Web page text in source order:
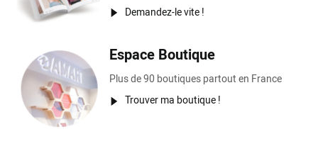
Demandez-le vite !
Espace Boutique
Plus de 90 boutiques partout en France
Trouver ma boutique !